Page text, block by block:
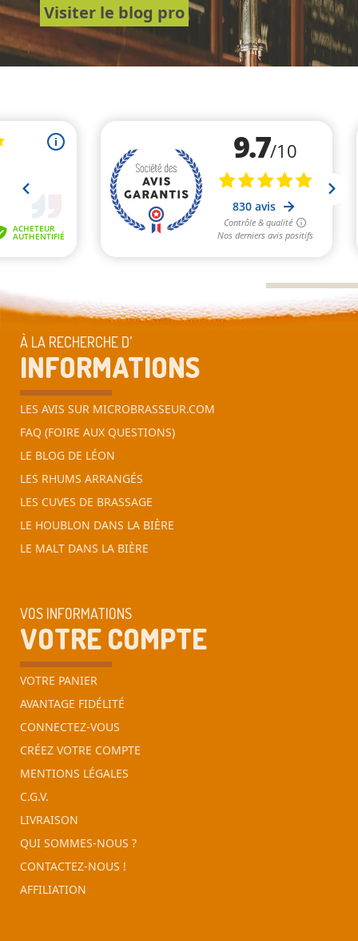
Visiter le blog pro
À LA RECHERCHE D’
INFORMATIONS
LES AVIS SUR MICROBRASSEUR.COM
FAQ (FOIRE AUX QUESTIONS)
LE BLOG DE LÉON
LES RHUMS ARRANGÉS
LES CUVES DE BRASSAGE
LE HOUBLON DANS LA BIÈRE
LE MALT DANS LA BIÈRE
VOS INFORMATIONS
VOTRE COMPTE
VOTRE PANIER
AVANTAGE FIDÉLITÉ
CONNECTEZ-VOUS
CRÉEZ VOTRE COMPTE
MENTIONS LÉGALES
C.G.V.
LIVRAISON
QUI SOMMES-NOUS ?
CONTACTEZ-NOUS !
AFFILIATION